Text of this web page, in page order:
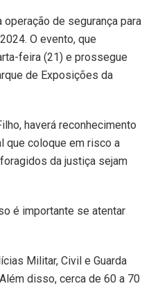
de segurança para
O evento, que
feira (21) e prossegue
de Exposições da
haverá reconhecimento
que coloque em risco a
da justiça sejam
é importante se atentar
Militar, Civil e Guarda
disso, cerca de 60 a 70